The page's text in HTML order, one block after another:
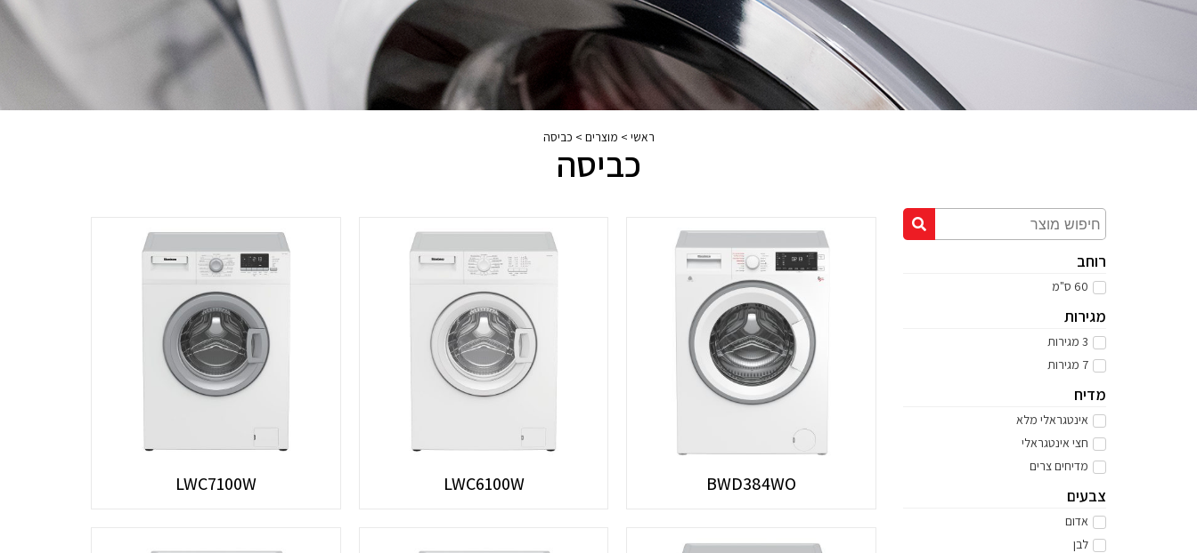
ראשי > מוצרים > כביסה
כביסה
רוחב
60 ס"מ
מגירות
3 מגירות
7 מגירות
מדיח
אינטגראלי מלא
חצי אינטגראלי
מדיחים צרים
צבעים
אדום
לבן
BWD384WO
LWC6100W
LWC7100W